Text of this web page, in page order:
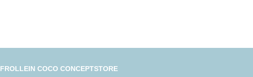
FROLLEIN COCO CONCEPTSTORE